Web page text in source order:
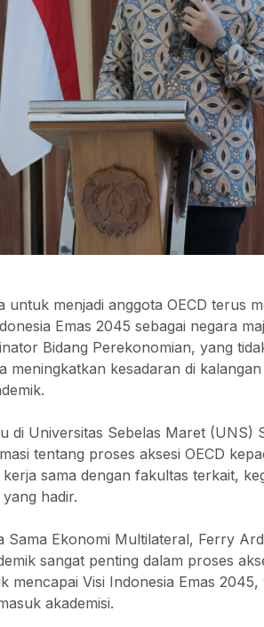
untuk menjadi anggota OECD terus
Emas 2045 sebagai negara
Bidang Perekonomian, yang
meningkatkan kesadaran di
di Universitas Sebelas Maret (UNS)
tentang proses aksesi OECD
sama dengan fakultas terkait,
hadir.
Sama Ekonomi Multilateral, Ferry
sangat penting dalam proses
mencapai Visi Indonesia Emas
akademisi.